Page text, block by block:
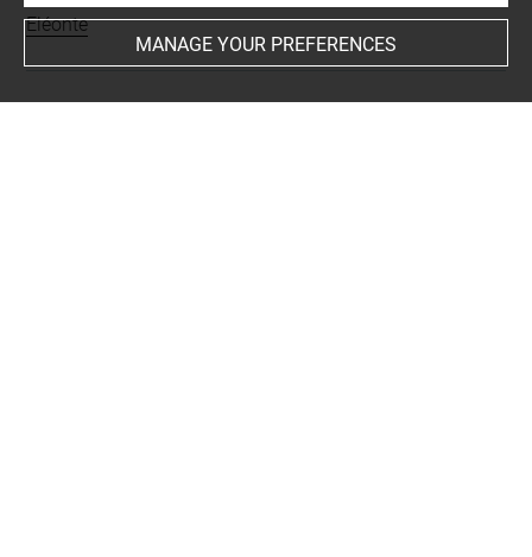
Eléonte
MANAGE YOUR PREFERENCES